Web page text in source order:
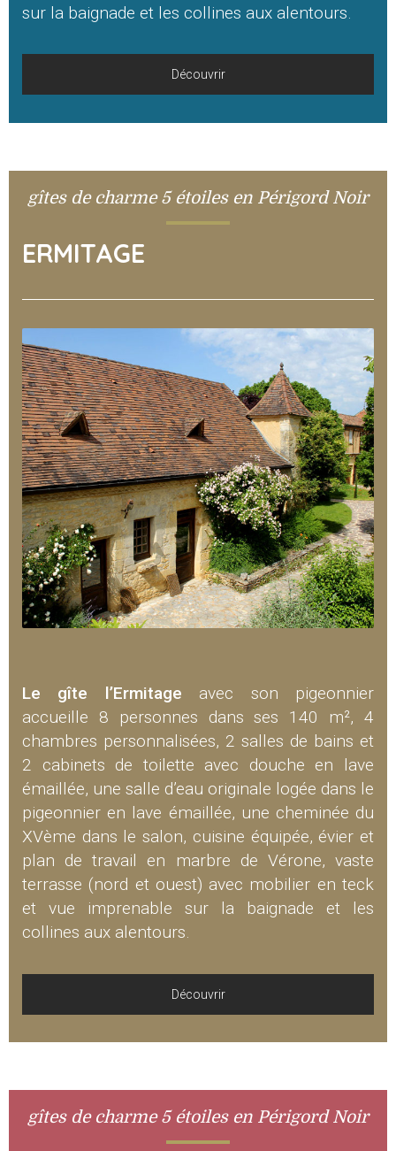
sur la baignade et les collines aux alentours.
Découvrir
gîtes de charme 5 étoiles en Périgord Noir
ERMITAGE
Le gîte l’Ermitage avec son pigeonnier
accueille 8 personnes dans ses 140 m², 4
chambres personnalisées, 2 salles de bains et
2 cabinets de toilette avec douche en lave
émaillée, une salle d’eau originale logée dans le
pigeonnier en lave émaillée, une cheminée du
XVème dans le salon, cuisine équipée, évier et
plan de travail en marbre de Vérone, vaste
terrasse (nord et ouest) avec mobilier en teck
et vue imprenable sur la baignade et les
collines aux alentours.
Découvrir
gîtes de charme 5 étoiles en Périgord Noir